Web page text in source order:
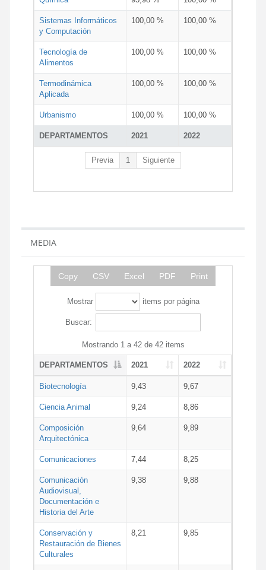
DEPARTAMENTOS 2021 2022
Sistemas Informáticos
y Computación
100,00 % 100,00 %
Tecnología de
Alimentos
100,00 % 100,00 %
Termodinámica
Aplicada
100,00 % 100,00 %
Urbanismo 100,00 % 100,00 %
Previa 1 Siguiente
MEDIA
Copy CSV Excel PDF Print
Mostrar items por página
Buscar:
Mostrando 1 a 42 de 42 items
DEPARTAMENTOS 2021 2022
Biotecnología 9,43 9,67
Ciencia Animal 9,24 8,86
Composición
Arquitectónica
9,64 9,89
Comunicaciones 7,44 8,25
Comunicación
Audiovisual,
Documentación e
Historia del Arte
9,38 9,88
Conservación y
Restauración de Bienes
Culturales
8,21 9,85